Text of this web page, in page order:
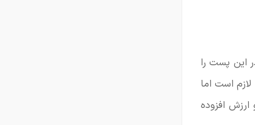
این پست را
است اما
افزوده